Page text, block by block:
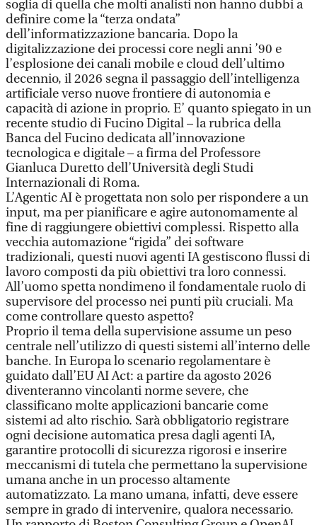
soglia di quella che molti analisti non hanno dubbi a
definire come la “terza ondata”
dell’informatizzazione bancaria. Dopo la
digitalizzazione dei processi core negli anni ’90 e
l’esplosione dei canali mobile e cloud dell’ultimo
decennio, il 2026 segna il passaggio dell’intelligenza
artificiale verso nuove frontiere di autonomia e
capacità di azione in proprio. E’ quanto spiegato in un
recente studio di Fucino Digital – la rubrica della
Banca del Fucino dedicata all’innovazione
tecnologica e digitale – a firma del Professore
Gianluca Duretto dell’Università degli Studi
Internazionali di Roma.
L’Agentic AI è progettata non solo per rispondere a un
input, ma per pianificare e agire autonomamente al
fine di raggiungere obiettivi complessi. Rispetto alla
vecchia automazione “rigida” dei software
tradizionali, questi nuovi agenti IA gestiscono flussi di
lavoro composti da più obiettivi tra loro connessi.
All’uomo spetta nondimeno il fondamentale ruolo di
supervisore del processo nei punti più cruciali. Ma
come controllare questo aspetto?
Proprio il tema della supervisione assume un peso
centrale nell’utilizzo di questi sistemi all’interno delle
banche. In Europa lo scenario regolamentare è
guidato dall’EU AI Act: a partire da agosto 2026
diventeranno vincolanti norme severe, che
classificano molte applicazioni bancarie come
sistemi ad alto rischio. Sarà obbligatorio registrare
ogni decisione automatica presa dagli agenti IA,
garantire protocolli di sicurezza rigorosi e inserire
meccanismi di tutela che permettano la supervisione
umana anche in un processo altamente
automatizzato. La mano umana, infatti, deve essere
sempre in grado di intervenire, qualora necessario.